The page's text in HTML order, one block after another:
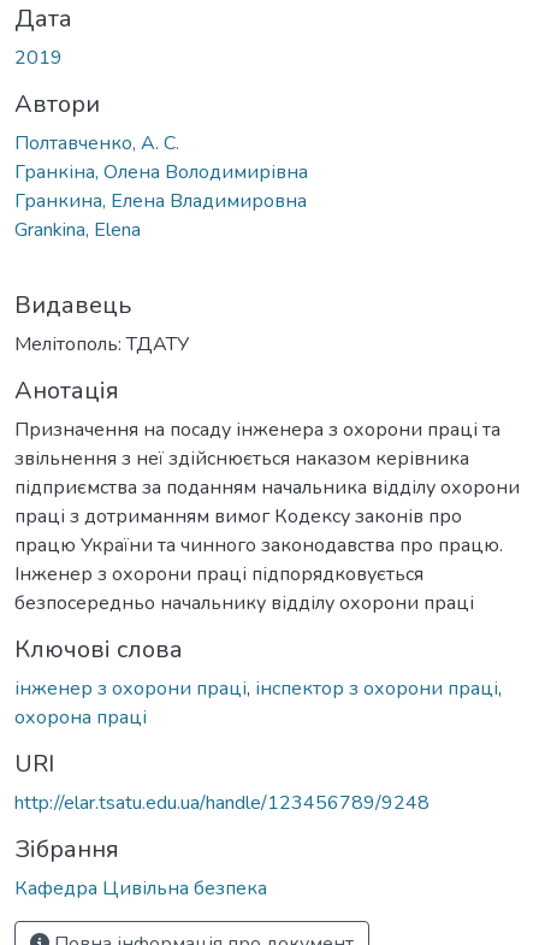
Дата
2019
Автори
Полтавченко, А. С.
Гранкіна, Олена Володимирівна
Гранкина, Елена Владимировна
Grankina, Elena
Видавець
Мелітополь: ТДАТУ
Анотація
Призначення на посаду інженера з охорони праці та
звільнення з неї здійснюється наказом керівника
підприємства за поданням начальника відділу охорони
праці з дотриманням вимог Кодексу законів про
працю України та чинного законодавства про працю.
Інженер з охорони праці підпорядковується
безпосередньо начальнику відділу охорони праці
Ключові слова
інженер з охорони праці, інспектор з охорони праці,
охорона праці
URI
http://elar.tsatu.edu.ua/handle/123456789/9248
Зібрання
Кафедра Цивільна безпека